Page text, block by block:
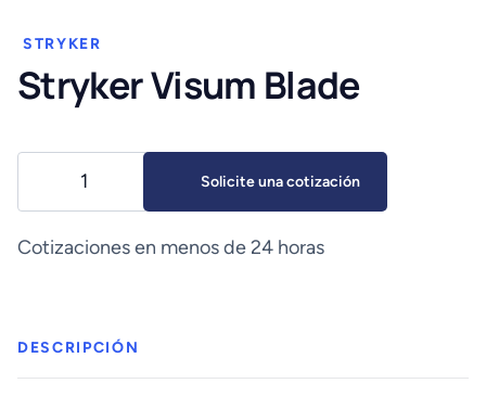
STRYKER
Stryker Visum Blade
Blade
cantidad
Solicite una cotización
Cotizaciones en menos de 24 horas
DESCRIPCIÓN